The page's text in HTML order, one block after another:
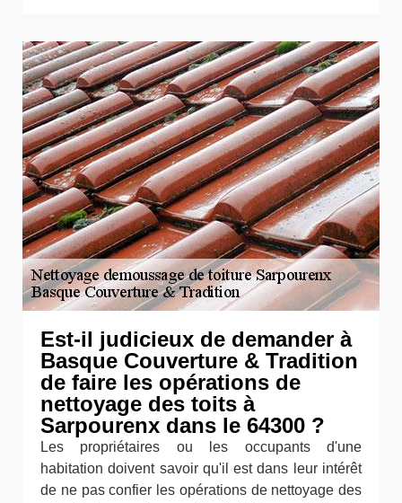
Est-il judicieux de demander à
Basque Couverture & Tradition
de faire les opérations de
nettoyage des toits à
Sarpourenx dans le 64300 ?
Les propriétaires ou les occupants d'une
habitation doivent savoir qu'il est dans leur intérêt
de ne pas confier les opérations de nettoyage des